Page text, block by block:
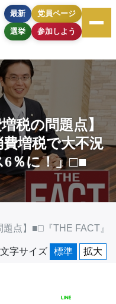
最新
選挙
党員ページ
参加しよう
税の問題点】
増税で大不況
6％に！」□■
題点】■□『THE FACT
文字サイズ 標準 拡大